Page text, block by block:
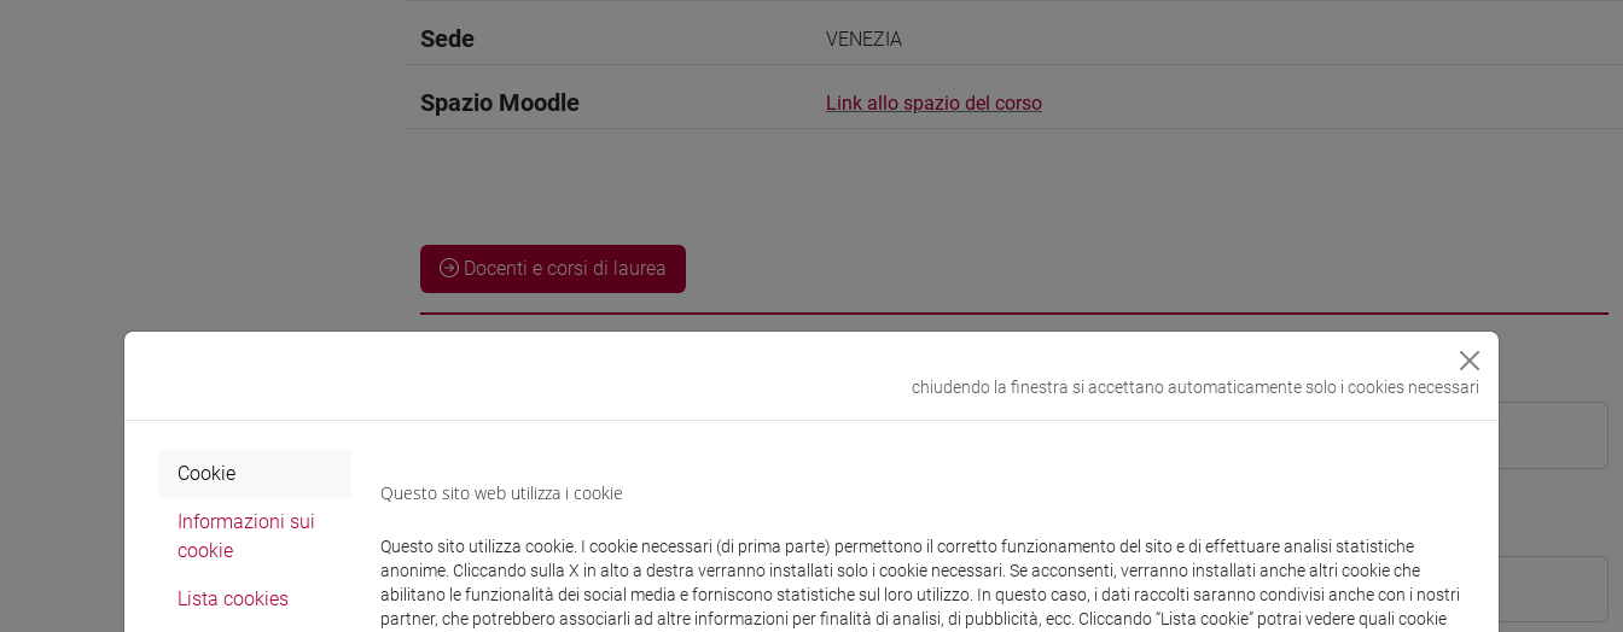
Sede VENEZIA
Spazio Moodle Link allo spazio del corso
Docenti e corsi di laurea
Materiali su Moodle
chiudendo la finestra si accettano automaticamente solo i cookies necessari
Cookie
Informazioni sui
cookie
Lista cookies
Questo sito web utilizza i cookie
Questo sito utilizza cookie. I cookie necessari (di prima parte) permettono il corretto funzionamento del sito e di effettuare analisi statistiche
anonime. Cliccando sulla X in alto a destra verranno installati solo i cookie necessari. Se acconsenti, verranno installati anche altri cookie che
abilitano le funzionalità dei social media e forniscono statistiche sul loro utilizzo. In questo caso, i dati raccolti saranno condivisi anche con i nostri
partner, che potrebbero associarli ad altre informazioni per finalità di analisi, di pubblicità, ecc. Cliccando “Lista cookie” potrai vedere quali cookie